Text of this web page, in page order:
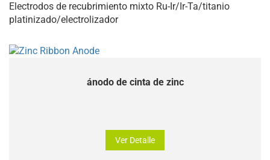
Electrodos de recubrimiento mixto Ru-Ir/Ir-Ta/titanio
platinizado/electrolizador
ánodo de cinta de zinc
Ver Detalle